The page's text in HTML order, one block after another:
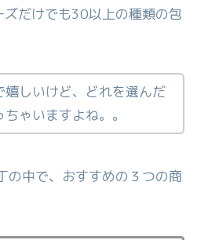
だけでも30以上の種類の包
嬉しいけど、どれを選んだ
ゃいますよね。。
の中で、おすすめの３つの商